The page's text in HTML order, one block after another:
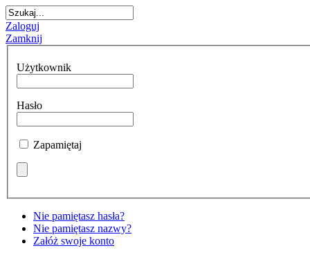
Zaloguj
Zamknij
Użytkownik
Hasło
Zapamiętaj
Nie pamiętasz hasła?
Nie pamiętasz nazwy?
Załóż swoje konto